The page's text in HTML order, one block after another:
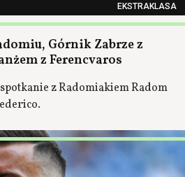
EKSTRAKLASA
Górnik Zabrze z
z Ferencvaros
z Radomiakiem Radom